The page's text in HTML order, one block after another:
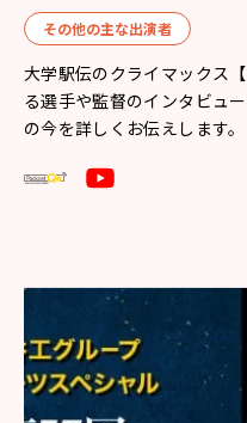
その他の主な出演者
大学駅伝のクライマックス
る選手や監督のインタビュ
の今を詳しくお伝えします